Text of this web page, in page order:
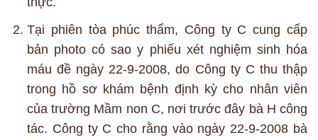
Tại phiên tòa phúc thẩm, Công ty C cung cấp
bản photo có sao y phiếu xét nghiệm sinh hóa
máu đề ngày 22-9-2008, do Công ty C thu thập
trong hồ sơ khám bệnh định kỳ cho nhân viên
của trường Mầm non C, nơi trước đây bà H công
tác. Công ty C cho rằng vào ngày 22-9-2008 bà